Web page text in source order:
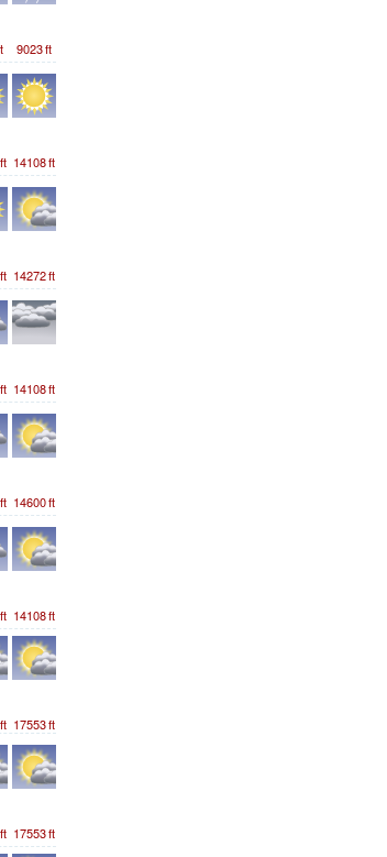
9023ft
ft 14108ft
ft 14272ft
ft 14108ft
ft 14600ft
ft 14108ft
ft 17553ft
ft 17553ft